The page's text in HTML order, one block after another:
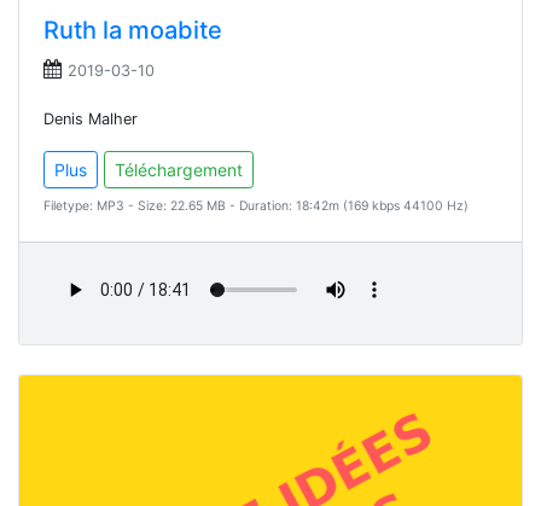
Ruth la moabite
2019-03-10
Denis Malher
Plus Téléchargement
Filetype: MP3 - Size: 22.65 MB - Duration: 18:42m (169 kbps 44100 Hz)